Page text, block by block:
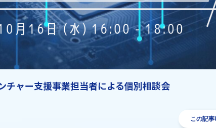
チャー支援事業担当者による個別相談会
この記